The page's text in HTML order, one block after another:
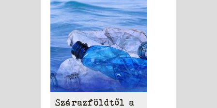
szerek
Szárazföldtől a